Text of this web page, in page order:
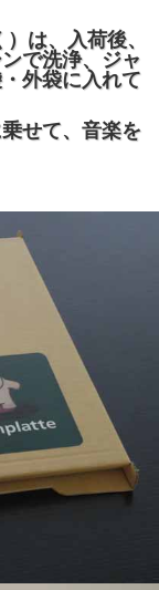
は、入荷後、
で洗浄、ジャ
外袋に入れて
せて、音楽を